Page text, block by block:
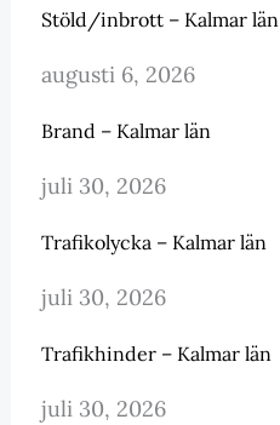
Stöld/inbrott – Kalmar län
augusti 6, 2026
Brand – Kalmar län
juli 30, 2026
Trafikolycka – Kalmar län
juli 30, 2026
Trafikhinder – Kalmar län
juli 30, 2026